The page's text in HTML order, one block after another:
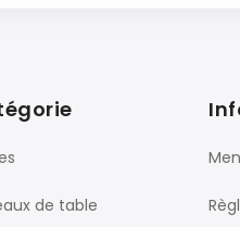
de table